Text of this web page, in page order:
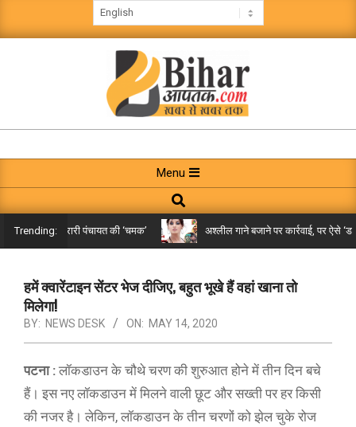
to
BIHAR
AAPTAK
Navigation
Menu
Menu
Search
Trending:
तक पहुंची गरारी पंचायत की ‘चमक’ अश्लील गाने बजाने पर कार्रवाई, पर ऐसे ‘डबल
हमें क्वारेंटाइन सेंटर भेज दीजिए, बहुत भूखे हैं वहां खाना तो
मिलेगा!
BY: NEWS DESK ON: MAY 14, 2020
पटना : लॉकडाउन के चौथे चरण की शुरुआत होने में तीन दिन बचे
हैं। इस नए लॉकडाउन में मिलने वाली छूट और सख्ती पर हर किसी
की नजर है। लेकिन, लॉकडाउन के तीन चरणों को झेल चुके रोज